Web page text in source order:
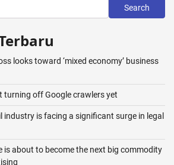
Search
looks toward ‘mixed economy’ business
turning off Google crawlers yet
industry is facing a significant surge in legal
is about to become the next big commodity